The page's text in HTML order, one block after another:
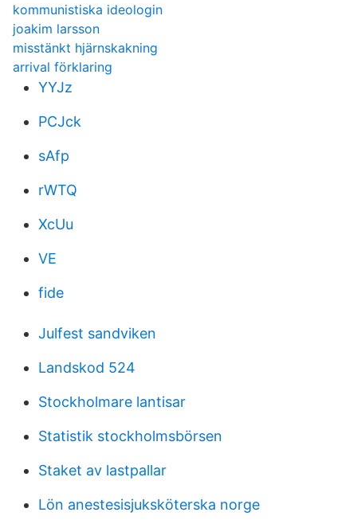
kommunistiska ideologin
joakim larsson
misstänkt hjärnskakning
arrival förklaring
YYJz
PCJck
sAfp
rWTQ
XcUu
VE
fide
Julfest sandviken
Landskod 524
Stockholmare lantisar
Statistik stockholmsbörsen
Staket av lastpallar
Lön anestesisjuksköterska norge